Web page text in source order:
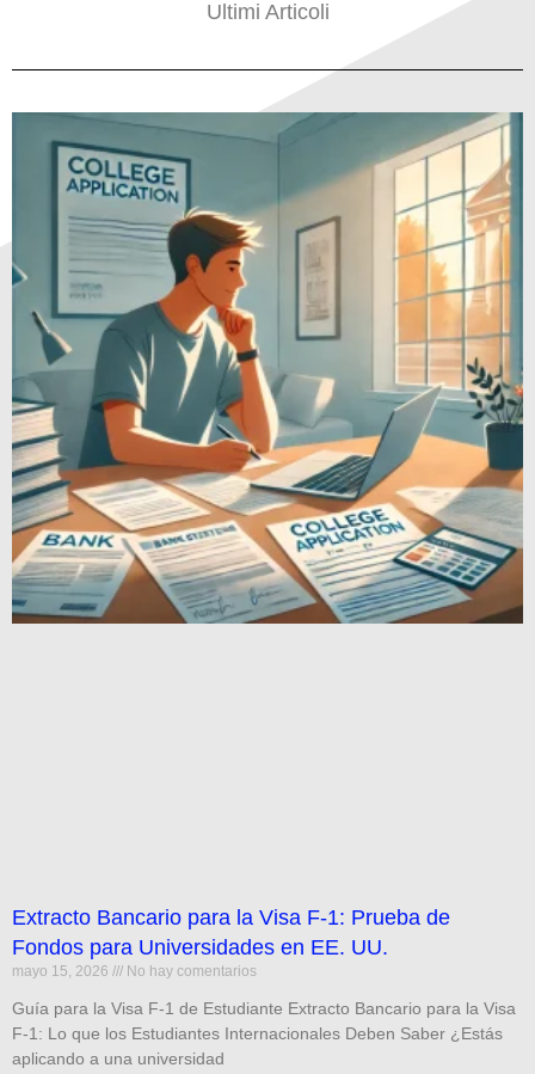
Ultimi Articoli
Extracto Bancario para la Visa F-1: Prueba de
Fondos para Universidades en EE. UU.
mayo 15, 2026 No hay comentarios
Guía para la Visa F-1 de Estudiante Extracto Bancario para la Visa
F-1: Lo que los Estudiantes Internacionales Deben Saber ¿Estás
aplicando a una universidad
PáginaPáginaPágina